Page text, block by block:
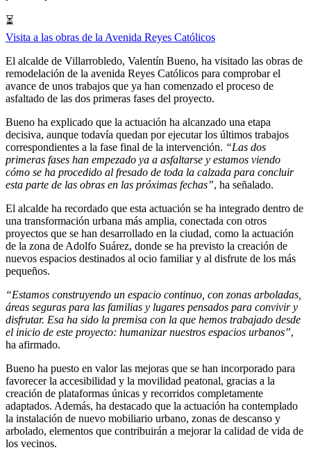
⏳
Visita a las obras de la Avenida Reyes Católicos
El alcalde de Villarrobledo, Valentín Bueno, ha visitado las obras de
remodelación de la avenida Reyes Católicos para comprobar el
avance de unos trabajos que ya han comenzado el proceso de
asfaltado de las dos primeras fases del proyecto.
Bueno ha explicado que la actuación ha alcanzado una etapa
decisiva, aunque todavía quedan por ejecutar los últimos trabajos
correspondientes a la fase final de la intervención. “Las dos
primeras fases han empezado ya a asfaltarse y estamos viendo
cómo se ha procedido al fresado de toda la calzada para concluir
esta parte de las obras en las próximas fechas”, ha señalado.
El alcalde ha recordado que esta actuación se ha integrado dentro de
una transformación urbana más amplia, conectada con otros
proyectos que se han desarrollado en la ciudad, como la actuación
de la zona de Adolfo Suárez, donde se ha previsto la creación de
nuevos espacios destinados al ocio familiar y al disfrute de los más
pequeños.
“Estamos construyendo un espacio continuo, con zonas arboladas,
áreas seguras para las familias y lugares pensados para convivir y
disfrutar. Esa ha sido la premisa con la que hemos trabajado desde
el inicio de este proyecto: humanizar nuestros espacios urbanos”,
ha afirmado.
Bueno ha puesto en valor las mejoras que se han incorporado para
favorecer la accesibilidad y la movilidad peatonal, gracias a la
creación de plataformas únicas y recorridos completamente
adaptados. Además, ha destacado que la actuación ha contemplado
la instalación de nuevo mobiliario urbano, zonas de descanso y
arbolado, elementos que contribuirán a mejorar la calidad de vida de
los vecinos.